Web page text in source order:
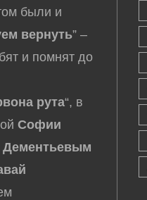
были и
вернуть” –
и помнят до
рута“, в
Софии